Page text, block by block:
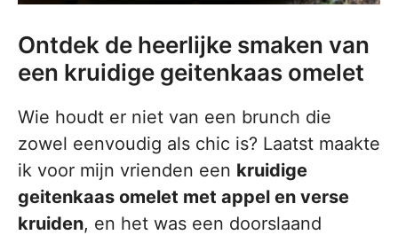
Ontdek de heerlijke smaken van
een kruidige geitenkaas omelet
Wie houdt er niet van een brunch die
zowel eenvoudig als chic is? Laatst maakte
ik voor mijn vrienden een kruidige
geitenkaas omelet met appel en verse
kruiden, en het was een doorslaand